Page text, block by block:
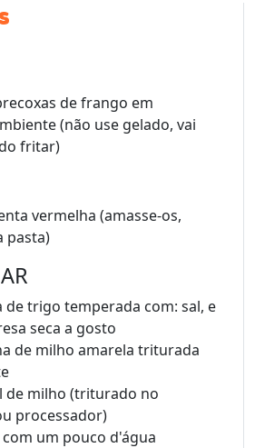
de frango em
(não use gelado, vai
fritar)
vermelha (amasse-os,
pasta)
de trigo temperada com: sal, e
seca a gosto
de milho amarela triturada
de milho (triturado no
processador)
um pouco d'água